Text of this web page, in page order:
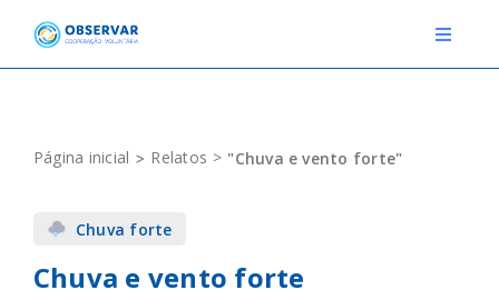
content
Toggle
EVENTOS
DEFINIÇÕES
Página inicial Relatos "Chuva e vento forte"
Chuva forte
Chuva e vento forte